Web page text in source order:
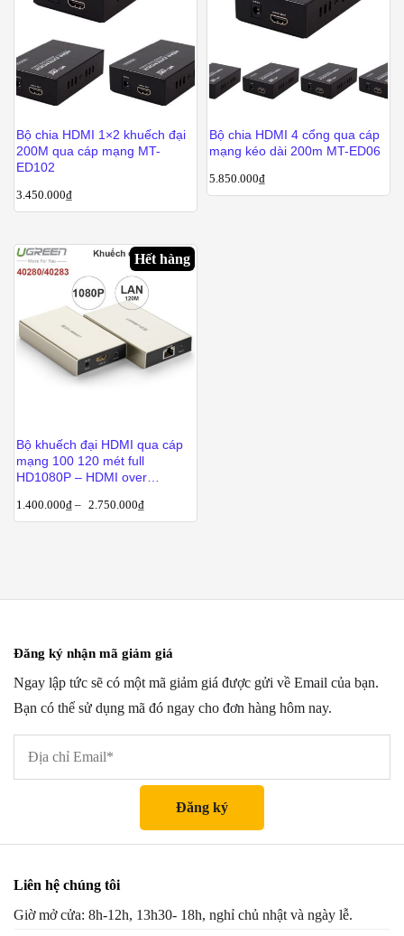
Bộ chia HDMI 1×2 khuếch đại
200M qua cáp mạng MT-
ED102
3.450.000₫
Bộ chia HDMI 4 cổng qua cáp
mạng kéo dài 200m MT-ED06
5.850.000₫
Hết hàng
Bộ khuếch đại HDMI qua cáp
mạng 100 120 mét full
HD1080P – HDMI over
1.400.000₫ – 2.750.000₫
Đăng ký nhận mã giảm giá
Ngay lập tức sẽ có một mã giảm giá được gửi về Email của bạn.
Bạn có thể sử dụng mã đó ngay cho đơn hàng hôm nay.
Liên hệ chúng tôi
Giờ mở cửa: 8h-12h, 13h30- 18h, nghỉ chủ nhật và ngày lễ.